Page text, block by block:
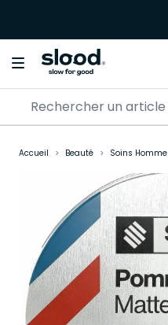
Accueil Beauté Soins Homme